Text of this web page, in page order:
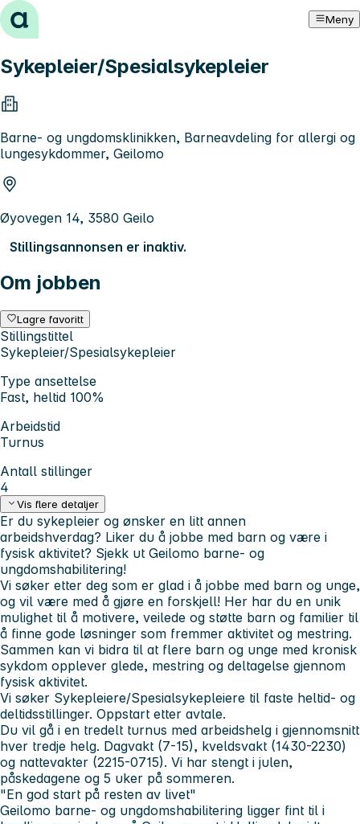
Hopp til innhold Meny
Sykepleier/Spesialsykepleier
Barne- og ungdomsklinikken, Barneavdeling for allergi og
lungesykdommer, Geilomo
Øyovegen 14, 3580 Geilo
Stillingsannonsen er inaktiv.
Om jobben
Lagre favoritt
Stillingstittel
Sykepleier/Spesialsykepleier
Type ansettelse
Fast, heltid 100%
Arbeidstid
Turnus
Antall stillinger
4
Vis flere detaljer
Er du sykepleier og ønsker en litt annen
arbeidshverdag? Liker du å jobbe med barn og være i
fysisk aktivitet? Sjekk ut Geilomo barne- og
ungdomshabilitering!
Vi søker etter deg som er glad i å jobbe med barn og unge,
og vil være med å gjøre en forskjell! Her har du en unik
mulighet til å motivere, veilede og støtte barn og familier til
å finne gode løsninger som fremmer aktivitet og mestring.
Sammen kan vi bidra til at flere barn og unge med kronisk
sykdom opplever glede, mestring og deltagelse gjennom
fysisk aktivitet.
Vi søker Sykepleiere/Spesialsykepleiere til faste heltid- og
deltidsstillinger. Oppstart etter avtale.
Du vil gå i en tredelt turnus med arbeidshelg i gjennomsnitt
hver tredje helg. Dagvakt (7-15), kveldsvakt (1430-2230)
og nattevakter (2215-0715). Vi har stengt i julen,
påskedagene og 5 uker på sommeren.
"En god start på resten av livet"
Geilomo barne- og ungdomshabilitering ligger fint til i